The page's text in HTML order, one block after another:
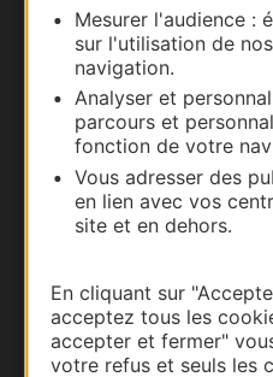
Mesurer l'audience :
sur l'utilisation de
navigation.
Analyser et
parcours et
fonction de votre
Vous adresser des
en lien avec vos
site et en dehors.
En cliquant sur
acceptez tous les
accepter et fermer"
votre refus et seuls les
Carte interactive
Documentation
Thermalisme